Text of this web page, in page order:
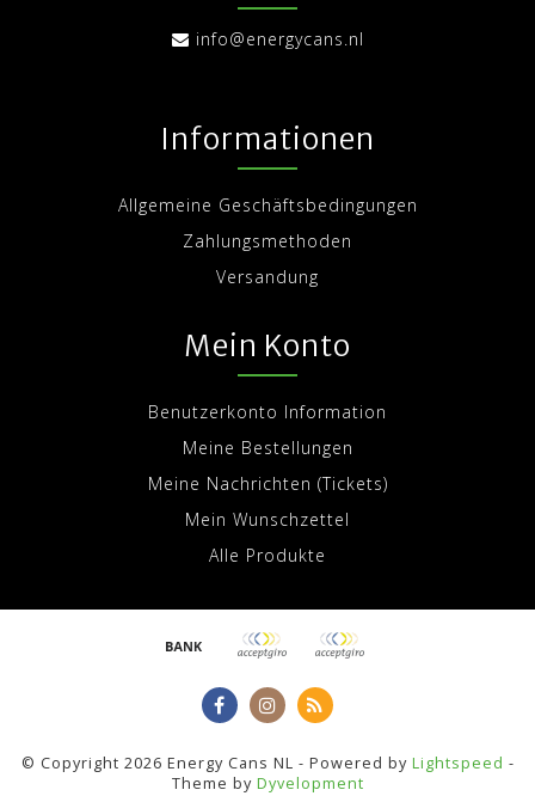
info@energycans.nl
Informationen
Allgemeine Geschäftsbedingungen
Zahlungsmethoden
Versandung
Mein Konto
Benutzerkonto Information
Meine Bestellungen
Meine Nachrichten (Tickets)
Mein Wunschzettel
Alle Produkte
© Copyright 2026 Energy Cans NL - Powered by Lightspeed -
Theme by Dyvelopment